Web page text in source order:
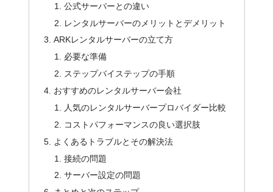
公式サーバーとの違い
レンタルサーバーのメリットとデメリット
ARKレンタルサーバーの立て方
必要な準備
ステップバイステップの手順
おすすめのレンタルサーバー会社
人気のレンタルサーバープロバイダー比較
コストパフォーマンスの良い選択肢
よくあるトラブルとその解決法
接続の問題
サーバー設定の問題